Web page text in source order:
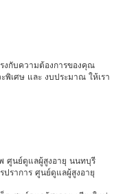
กับความต้องการของคุณ
พิเศษ และ งบประมาณ ให้เรา
ศูนย์ดูแลผู้สูงอายุ นนทบุรี
ปราการ ศูนย์ดูแลผู้สูงอายุ